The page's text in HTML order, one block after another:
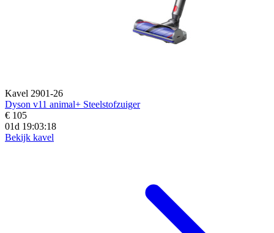
Kavel 2901-26
Dyson v11 animal+ Steelstofzuiger
€ 105
01d 19:03:16
Bekijk kavel